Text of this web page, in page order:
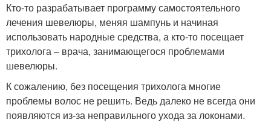
Кто-то разрабатывает программу самостоятельного
лечения шевелюры, меняя шампунь и начиная
использовать народные средства, а кто-то посещает
трихолога – врача, занимающегося проблемами
шевелюры.
К сожалению, без посещения трихолога многие
проблемы волос не решить. Ведь далеко не всегда они
появляются из-за неправильного ухода за локонами.